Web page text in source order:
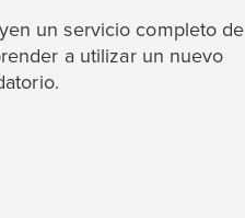
un servicio completo de
a utilizar un nuevo